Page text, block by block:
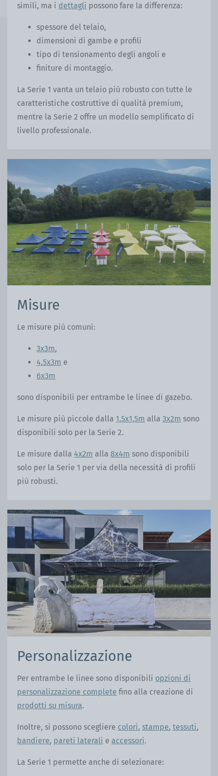
simili, ma i dettagli possono fare la differenza:
spessore del telaio,
dimensioni di gambe e profili
tipo di tensionamento degli angoli e
finiture di montaggio.
La Serie 1 vanta un telaio più robusto con tutte le
caratteristiche costruttive di qualità premium,
mentre la Serie 2 offre un modello semplificato di
livello professionale.
Misure
Le misure più comuni:
3x3m,
4,5x3m e
6x3m
sono disponibili per entrambe le linee di gazebo.
Le misure più piccole dalla 1,5x1,5m alla 3x2m sono
disponibili solo per la Serie 2.
Le misure dalla 4x2m alla 8x4m sono disponibili
solo per la Serie 1 per via della necessità di profili
più robusti.
Personalizzazione
Per entrambe le linee sono disponibili opzioni di
personalizzazione complete fino alla creazione di
prodotti su misura.
Inoltre, si possono scegliere colori, stampe, tessuti,
bandiere, pareti laterali e accessori.
La Serie 1 permette anche di selezionare: